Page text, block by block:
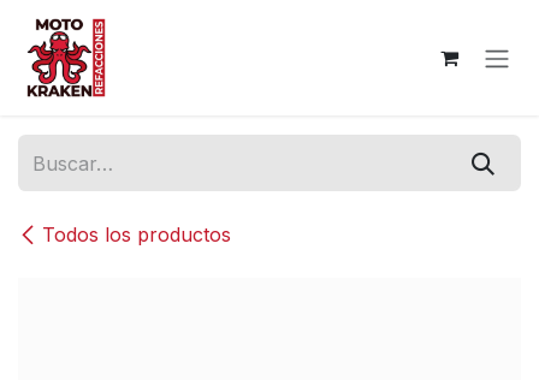
Ir al contenido
Todos los productos